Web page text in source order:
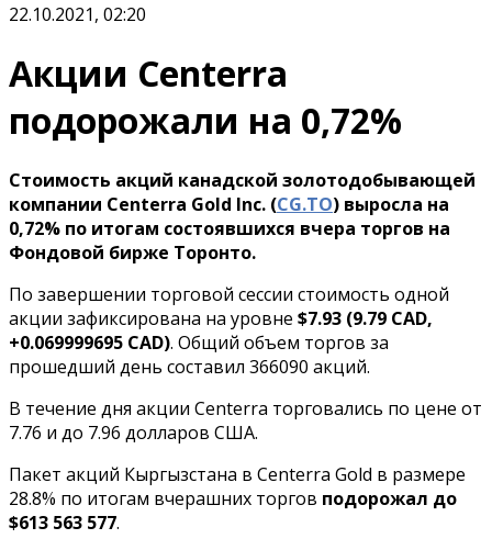
22.10.2021, 02:20
Акции Centerra
подорожали на 0,72%
Стоимость акций канадской золотодобывающей
компании Centerra Gold Inc. (CG.TO) выросла на
0,72% по итогам состоявшихся вчера торгов на
Фондовой бирже Торонто.
По завершении торговой сессии стоимость одной
акции зафиксирована на уровне $7.93 (9.79 CAD,
+0.069999695 CAD). Общий объем торгов за
прошедший день составил 366090 акций.
В течение дня акции Centerra торговались по цене от
7.76 и до 7.96 долларов США.
Пакет акций Кыргызстана в Centerra Gold в размере
28.8% по итогам вчерашних торгов подорожал до
$613 563 577.